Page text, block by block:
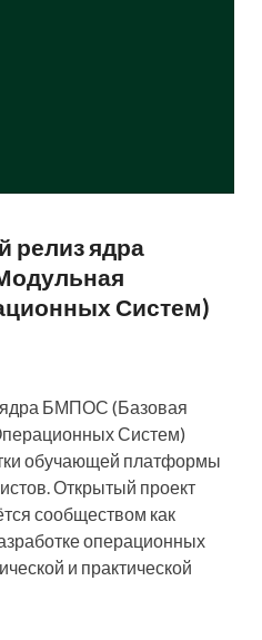
релиз ядра
Систем)
БМПОС (Базовая
Систем)
обучающей платформы
Открытый проект
сообществом как
операционных
и практической